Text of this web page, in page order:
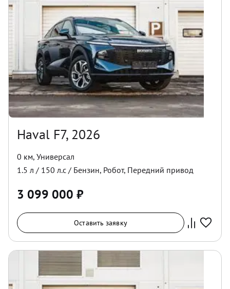
Haval F7, 2026
0 км, Универсал
1.5 л / 150 л.с / Бензин, Робот, Передний привод
3 099 000 ₽
Оставить заявку